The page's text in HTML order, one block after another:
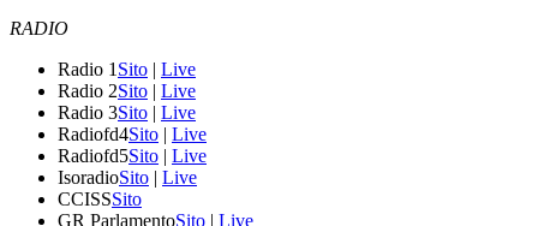
RADIO
Radio 1 Sito | Live
Radio 2Sito | Live
Radio 3Sito | Live
Radiofd4Sito | Live
Radiofd5Sito | Live
IsoradioSito | Live
CCISSSito
GR ParlamentoSito | Live